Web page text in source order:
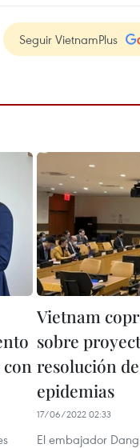
Seguir VietnamPlus
Vietnam
sobre
resolución
epidemias
17/06/2022 02:33
El embajador